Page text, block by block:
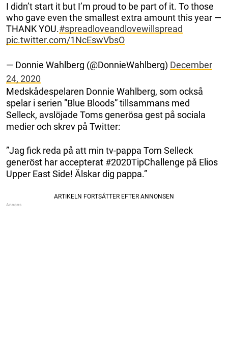
I didn’t start it but I’m proud to be part of it. To those
who gave even the smallest extra amount this year —
THANK YOU.#spreadloveandlovewillspread
pic.twitter.com/1NcEswVbsO
— Donnie Wahlberg (@DonnieWahlberg) December
24, 2020
Medskådespelaren Donnie Wahlberg, som också
spelar i serien ”Blue Bloods” tillsammans med
Selleck, avslöjade Toms generösa gest på sociala
medier och skrev på Twitter:
”Jag fick reda på att min tv-pappa Tom Selleck
generöst har accepterat #2020TipChallenge på Elios
Upper East Side! Älskar dig pappa.”